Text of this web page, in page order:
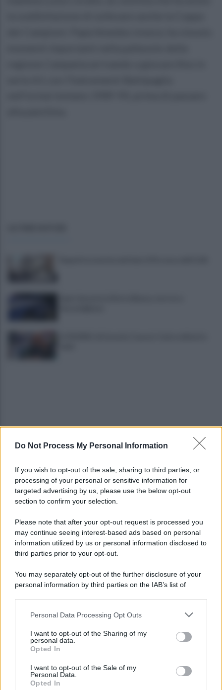
Do Not Process My Personal Information
If you wish to opt-out of the sale, sharing to third parties, or
processing of your personal or sensitive information for
targeted advertising by us, please use the below opt-out
section to confirm your selection.
Please note that after your opt-out request is processed you
may continue seeing interest-based ads based on personal
information utilized by us or personal information disclosed to
third parties prior to your opt-out.
You may separately opt-out of the further disclosure of your
personal information by third parties on the IAB’s list of
This information may also be disclosed by us to third parties
disclose it to other third parties.
Please note that this website/app uses one or more Google
services and may gather and store information including but
not limited to your visit or usage behaviour. You may click to
grant or deny consent to Google and its third-party tags to
Personal Data Processing Opt Outs
I want to opt-out of the Sharing of my
personal data.
Opted In
I want to opt-out of the Sale of my
Personal Data.
Opted In
Mazzocchi, Contini, Giovane e Marianucci con i
Piantedosi a Sorrento, Rastrelli: importante
occasione di confronto, avanti così